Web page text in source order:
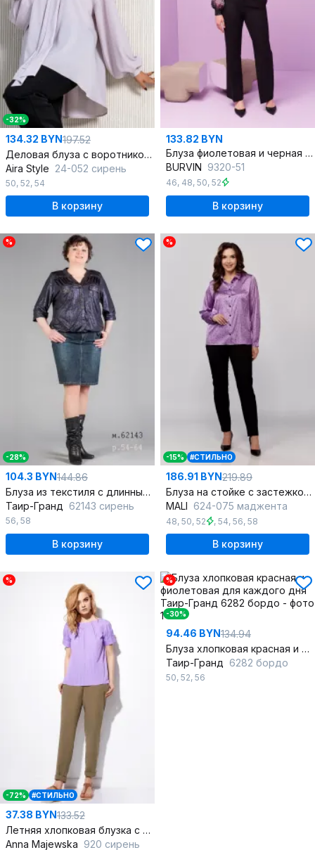
-32%
134.32 BYN197.52
Деловая блуза с воротником аскот и пышными рукавами
Aira Style 24-052 сирень
50, 52, 54
В корзину
133.82 BYN
Блуза фиолетовая и черная из текстиля
BURVIN 9320-51
46, 48, 50, 52
В корзину
%
-28%
104.3 BYN144.86
Блуза из текстиля с длинным рукавом в демисезонном стиле
Таир-Гранд 62143 сирень
56, 58
В корзину
%
-15% #СТИЛЬНО
186.91 BYN219.89
Блуза на стойке с застежкой из текстиля
MALI 624-075 маджента
48, 50, 52 , 54, 56, 58
В корзину
%
-72% #СТИЛЬНО
37.38 BYN133.52
Летняя хлопковая блузка с короткими рукавами и складками
Anna Majewska 920 сирень
%
-30%
94.46 BYN134.94
Блуза хлопковая красная и фиолетовая для каждого дня
Таир-Гранд 6282 бордо
50, 52, 56